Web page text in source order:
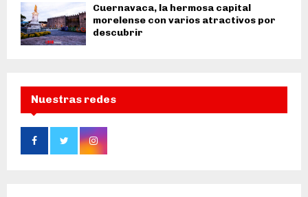
Cuernavaca, la hermosa capital
morelense con varios atractivos por
descubrir
Nuestras redes